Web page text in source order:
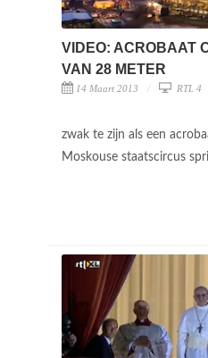
VIDEO: ACROBAAT
VAN 28 METER
14 Maart 2013 RTL 4
zwak te zijn als een
Moskouse staatscircus